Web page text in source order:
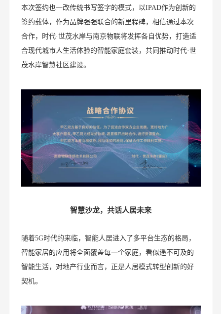
本次签约也一改传统书写签字的模式，以IPAD作为创新的
签约载体，作为品牌强强联合的新里程碑，相信通过本次
合作，时代·世茂水岸与南京物联将发挥各自优势，打造适
合现代城市人生活体验的智能家庭套装，共同推动时代·世
茂水岸智慧社区建设。
智慧沙龙，共话人居未来
随着5G时代的来临，智能人居进入了多平台生态的格局，
智能家居的应用将全面覆盖每一个家庭，看似遥不可及的
智能生活，对地产行业而言，正是人居模式转型创新的好
契机。